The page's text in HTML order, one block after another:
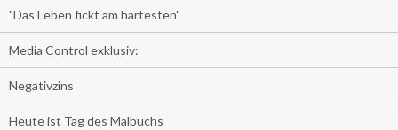
"Das Leben fickt am härtesten"
Media Control exklusiv:
Negativzins
Heute ist Tag des Malbuchs